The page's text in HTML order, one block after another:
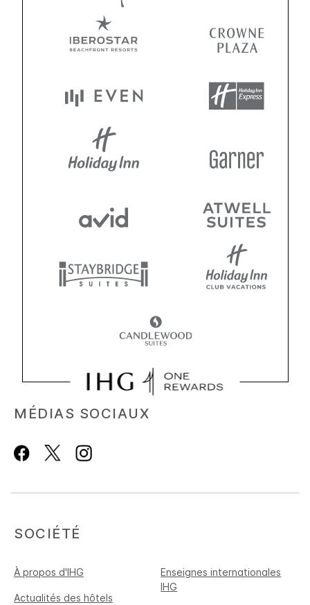
MÉDIAS SOCIAUX
SOCIÉTÉ
À propos d'IHG
Enseignes internationales
IHG
Actualités des hôtels